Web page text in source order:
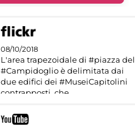
08/10/2018
L'area trapezoidale di #piazza del
#Campidoglio è delimitata dai
due edifici dei #MuseiCapitolini
contrapposti, che